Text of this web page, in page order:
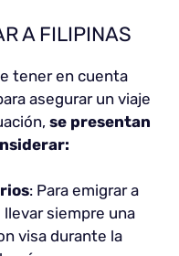
A FILIPINAS
tener en cuenta
asegurar un viaje
se presentan
: Para emigrar a
siempre una
visa durante la